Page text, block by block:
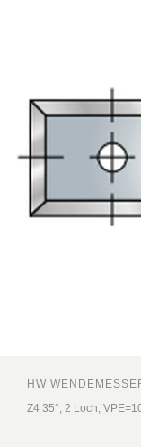
HW
Z4 35°, 2 Loch,